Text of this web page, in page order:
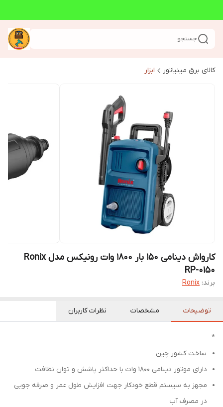
جستجو
کالای برق مینیاتور ابزار
کارواش دینامی 150 بار 1800 وات رونیکس مدل Ronix
RP-0150
برند: Ronix
توضیحات مشخصات نظرات کاربران
*
ساخت کشور چین
دارای موتور دینامی 1800 وات با حداکثر پاشش و توان نظافت
مجهز به سیستم قطع خودکار جهت افزایش طول عمر و صرفه جویی
در مصرف آب